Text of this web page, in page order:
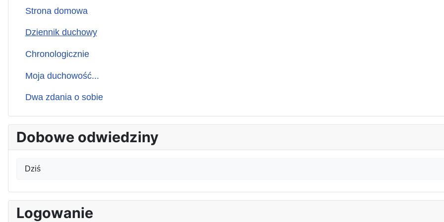
Strona domowa
Dziennik duchowy
Chronologicznie
Moja duchowość...
Dwa zdania o sobie
Dobowe odwiedziny
Dziś
Logowanie